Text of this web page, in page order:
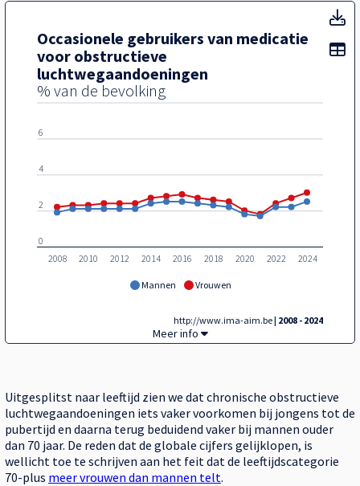
Occasionele gebruikers van medicatie
voor obstructieve
luchtwegaandoeningen
% van de bevolking
Mannen Vrouwen
2008 2010 2012 2014 2016 2018 2020 2022 2024
0
2
4
6
8
http://www.ima-aim.be| 2008 - 2024
Occasionele gebruikers van medicatie
Meer info
Uitgesplitst naar leeftijd zien we dat chronische obstructieve
luchtwegaandoeningen iets vaker voorkomen bij jongens tot de
pubertijd en daarna terug beduidend vaker bij mannen ouder
dan 70 jaar. De reden dat de globale cijfers gelijklopen, is
wellicht toe te schrijven aan het feit dat de leeftijdscategorie
70-plus meer vrouwen dan mannen telt.